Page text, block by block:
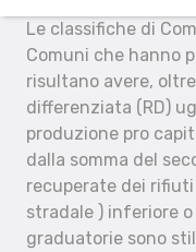
Le classifiche di
Comuni che hanno
risultano avere,
differenziata (RD)
produzione pro
dalla somma del
recuperate dei
stradale ) inferiore
graduatorie sono